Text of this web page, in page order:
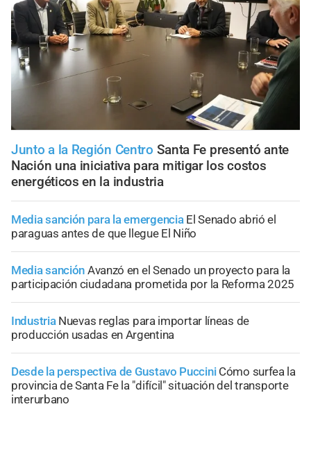
Junto a la Región Centro Santa Fe presentó ante
Nación una iniciativa para mitigar los costos
energéticos en la industria
Media sanción para la emergencia El Senado abrió el
paraguas antes de que llegue El Niño
Media sanción Avanzó en el Senado un proyecto para la
participación ciudadana prometida por la Reforma 2025
Industria Nuevas reglas para importar líneas de
producción usadas en Argentina
Desde la perspectiva de Gustavo Puccini Cómo surfea la
provincia de Santa Fe la "difícil" situación del transporte
interurbano